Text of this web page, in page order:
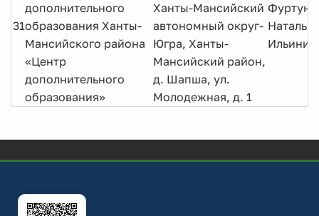
31
дополнительного
образования Ханты-
Мансийского района
«Центр
дополнительного
образования»
Ханты-Мансийский
автономный округ-
Югра, Ханты-
Мансийский район,
д. Шапша, ул.
Молодежная, д. 1
Фуртунэ
Наталья